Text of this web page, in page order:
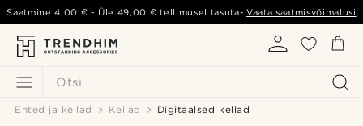
Otsi
Saatmine4,00 € - Üle 49,00 € tellimusel tasuta-Vaata saatmisvõimalusi
Ehted ja kellad Kellad Digitaalsed kellad